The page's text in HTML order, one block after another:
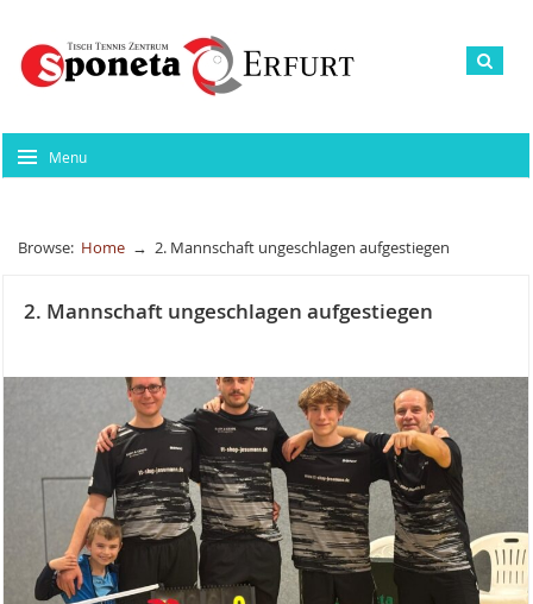
Menu
Browse: Home → 2. Mannschaft ungeschlagen aufgestiegen
2. Mannschaft ungeschlagen aufgestiegen